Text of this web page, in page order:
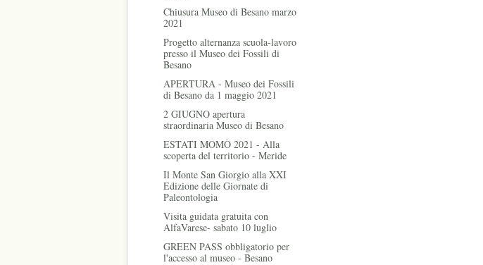
Chiusura Museo di Besano marzo
2021
Progetto alternanza scuola-lavoro
presso il Museo dei Fossili di
Besano
APERTURA - Museo dei Fossili
di Besano da 1 maggio 2021
2 GIUGNO apertura
straordinaria Museo di Besano
ESTATI MOMÒ 2021 - Alla
scoperta del territorio - Meride
Il Monte San Giorgio alla XXI
Edizione delle Giornate di
Paleontologia
Visita guidata gratuita con
AlfaVarese- sabato 10 luglio
GREEN PASS obbligatorio per
l'accesso al museo - Besano